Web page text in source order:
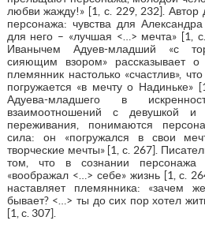
любви жажду!» [1, с. 229, 232]. Автор
персонажа: чувства для
для него – «лучшая <…> мечта» [1,
Иванычем Адуев-младший «с
сияющим взором» рассказывает о
племянник настолько «счастлив»,
погружается «в мечту о Надиньке»
Адуева-младшего в
взаимоотношений с девушкой и
переживания, понимаются
сила: он «погружался в свои
творческие мечты» [1, с. 267].
том, что в сознании персонажа
«воображал <…> себе» жизнь [1, с.
наставляет племянника: «зачем
бывает? <…> ты до сих пор хотел
[1, с. 307].